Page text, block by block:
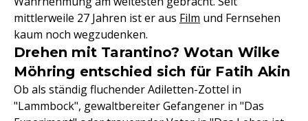
mittlerweile 27 Jahren ist er aus Film und Fernsehen
kaum noch wegzudenken.
Drehen mit Tarantino? Wotan Wilke
Möhring entschied sich für Fatih Akin
Ob als ständig fluchender Adiletten-Zottel in
"Lammbock", gewaltbereiter Gefangener in "Das